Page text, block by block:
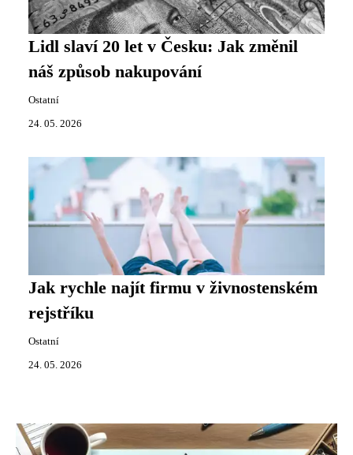
Lidl slaví 20 let v Česku: Jak změnil
náš způsob nakupování
Ostatní
24. 05. 2026
Jak rychle najít firmu v živnostenském
rejstříku
Ostatní
24. 05. 2026